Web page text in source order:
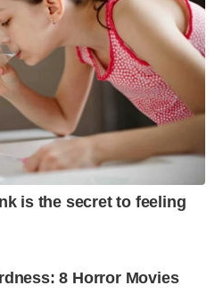
is the secret to feeling
8 Horror Movies